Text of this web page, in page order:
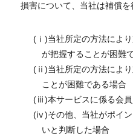
損害について、当社は補償を
(ⅰ)当社所定の方法によ
が把握することが困難
(ⅱ)当社所定の方法によ
ことが困難である場合
(ⅲ)本サービスに係る会
(ⅳ)その他、当社がポイ
いと判断した場合